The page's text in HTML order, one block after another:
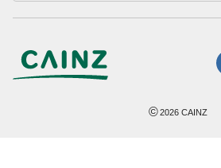
©2026 CAINZ